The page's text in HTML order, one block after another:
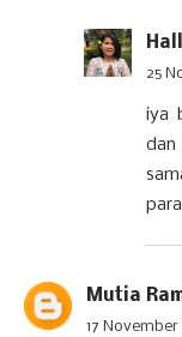
25
iya
dan
Mutia
17